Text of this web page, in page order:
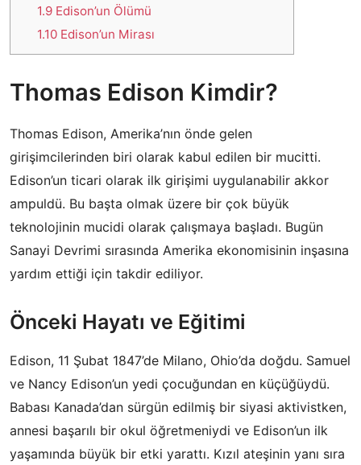
1.9Edison’un Ölümü
1.10Edison’un Mirası
Thomas Edison Kimdir?
Thomas Edison, Amerika’nın önde gelen
girişimcilerinden biri olarak kabul edilen bir mucitti.
Edison’un ticari olarak ilk girişimi uygulanabilir akkor
ampuldü. Bu başta olmak üzere bir çok büyük
teknolojinin mucidi olarak çalışmaya başladı. Bugün
Sanayi Devrimi sırasında Amerika ekonomisinin inşasına
yardım ettiği için takdir ediliyor.
Önceki Hayatı ve Eğitimi
Edison, 11 Şubat 1847’de Milano, Ohio’da doğdu. Samuel
ve Nancy Edison’un yedi çocuğundan en küçüğüydü.
Babası Kanada’dan sürgün edilmiş bir siyasi aktivistken,
annesi başarılı bir okul öğretmeniydi ve Edison’un ilk
yaşamında büyük bir etki yarattı. Kızıl ateşinin yanı sıra